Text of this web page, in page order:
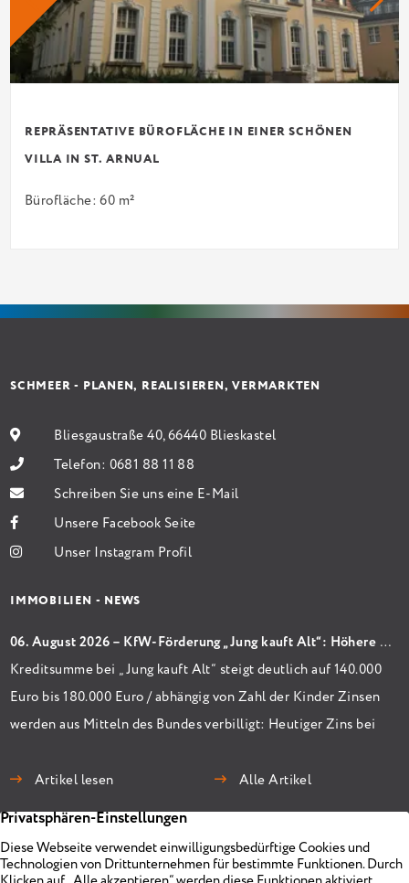
REPRÄSENTATIVE BÜROFLÄCHE IN EINER SCHÖNEN
VILLA IN ST. ARNUAL
Bürofläche: 60 m²
SCHMEER - PLANEN, REALISIEREN, VERMARKTEN
Bliesgaustraße 40, 66440 Blieskastel
Telefon: 0681 88 11 88
Schreiben Sie uns eine E-Mail
Unsere Facebook Seite
Unser Instagram Profil
IMMOBILIEN - NEWS
06. August 2026 – KfW-Förderung „Jung kauft Alt“: Höhere Kredite ab August 2026
Kreditsumme bei „Jung kauft Alt“ steigt deutlich auf 140.000
Euro bis 180.000 Euro / abhängig von Zahl der Kinder Zinsen
werden aus Mitteln des Bundes verbilligt: Heutiger Zins bei
Zinsbindung Antragstellende verpflichten sich zu
energetischer Sanierung binnen 54 Monaten nach
Artikel lesen Alle Artikel